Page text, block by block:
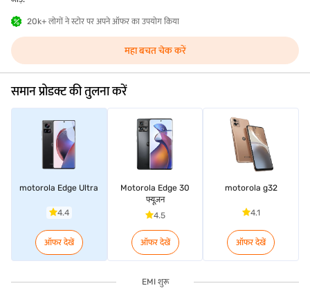
20k+ लोगों ने स्टोर पर अपने ऑफर का उपयोग किया
महा बचत चेक करें
समान प्रोडक्ट की तुलना करें
motorola Edge Ultra
4.4
ऑफर देखें
Motorola Edge 30
फ्यूज़न
4.5
ऑफर देखें
motorola g32
4.1
ऑफर देखें
EMI शुरू